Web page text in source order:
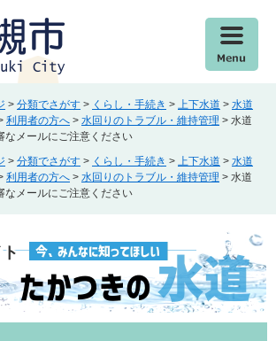
> 分類でさがす > くらし・手続き > 上下水道 > 水道
利用者の方へ > 水回りのトラブル・維持管理 > 水道
なメールにご注意ください
> 分類でさがす > くらし・手続き > 上下水道 > 水道
利用者の方へ > 水回りのトラブル・維持管理 > 水道
なメールにご注意ください